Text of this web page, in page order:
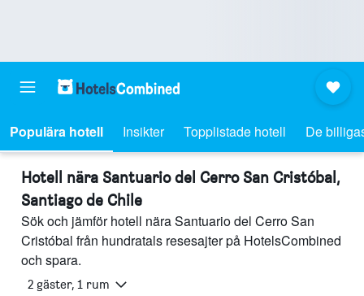
Populära hotell Insikter Topplistade hotell De
Hotell nära Santuario del Cerro San Cristóbal,
Santiago de Chile
Sök och jämför hotell nära Santuario del Cerro San
Cristóbal från hundratals resesajter på HotelsCombined
och spara.
2 gäster, 1 rum